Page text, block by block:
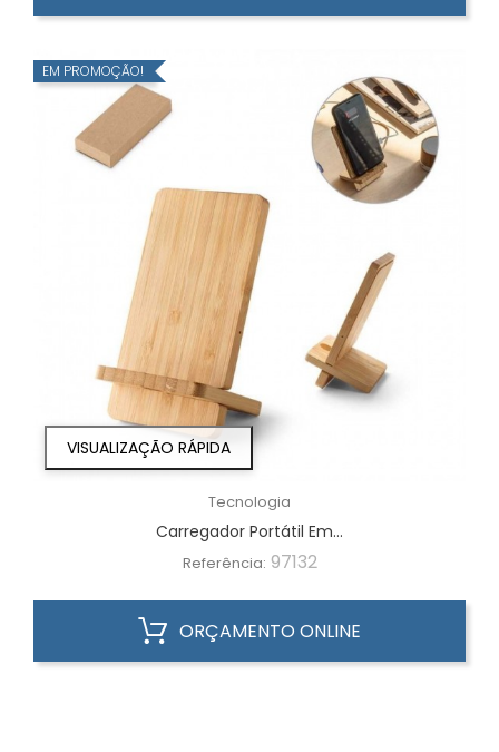
VISUALIZAÇÃO RÁPIDA
EM PROMOÇÃO!
Tecnologia
Carregador Portátil Em...
Referência: 97132
ORÇAMENTO ONLINE